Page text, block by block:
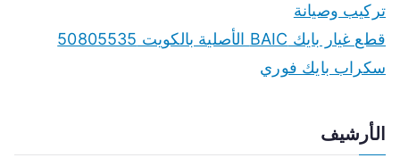
تركيب وصيانة
قطع غيار بايك BAIC الأصلية بالكويت 50805535
سكراب بايك فوري
الأرشيف